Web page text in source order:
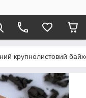
крупнолистовий